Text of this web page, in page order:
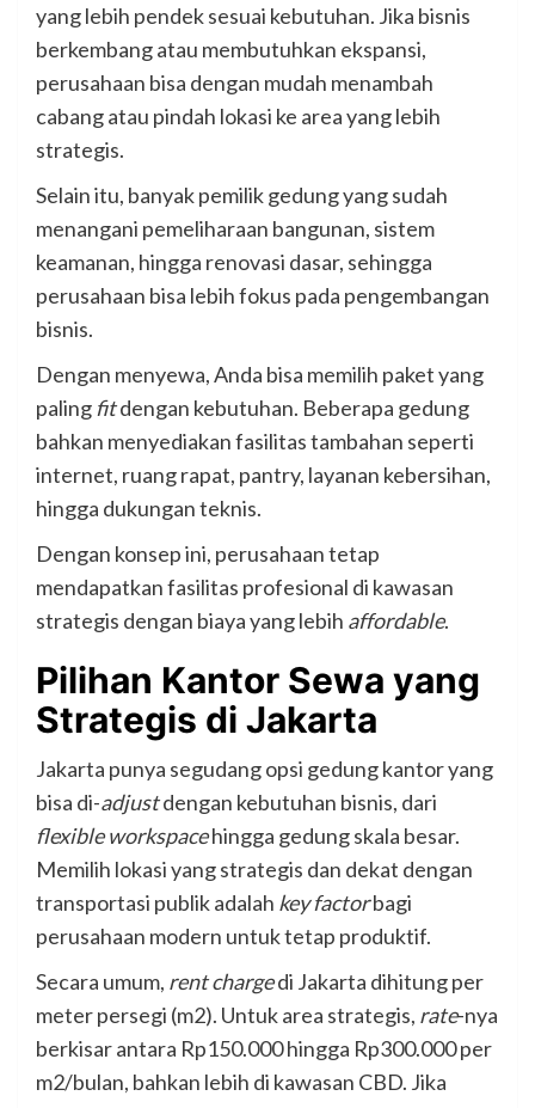
yang lebih pendek sesuai kebutuhan. Jika bisnis
berkembang atau membutuhkan ekspansi,
perusahaan bisa dengan mudah menambah
cabang atau pindah lokasi ke area yang lebih
strategis.
Selain itu, banyak pemilik gedung yang sudah
menangani pemeliharaan bangunan, sistem
keamanan, hingga renovasi dasar, sehingga
perusahaan bisa lebih fokus pada pengembangan
bisnis.
Dengan menyewa, Anda bisa memilih paket yang
paling fitdengan kebutuhan. Beberapa gedung
bahkan menyediakan fasilitas tambahan seperti
internet, ruang rapat, pantry, layanan kebersihan,
hingga dukungan teknis.
Dengan konsep ini, perusahaan tetap
mendapatkan fasilitas profesional di kawasan
strategis dengan biaya yang lebih affordable.
Pilihan Kantor Sewa yang
Strategis di Jakarta
Jakarta punya segudang opsi gedung kantor yang
bisa di-adjustdengan kebutuhan bisnis, dari
flexible workspacehingga gedung skala besar.
Memilih lokasi yang strategis dan dekat dengan
transportasi publik adalah key factorbagi
perusahaan modern untuk tetap produktif.
Secara umum, rent chargedi Jakarta dihitung per
meter persegi (m2). Untuk area strategis, rate-nya
berkisar antara Rp150.000 hingga Rp300.000 per
m2/bulan, bahkan lebih di kawasan CBD. Jika